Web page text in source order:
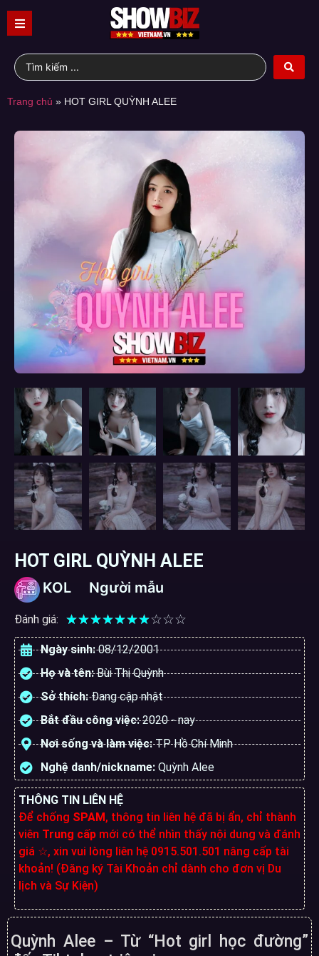
Trang chủ » HOT GIRL QUỲNH ALEE
HOT GIRL QUỲNH ALEE
KOL Người mẫu
Đánh giá: ☆☆☆☆☆☆☆☆☆☆
Ngày sinh:08/12/2001
Họ và tên:Bùi Thị Quỳnh
Sở thích:Đang cập nhật
Bắt đầu công việc:2020 - nay
Nơi sống và làm việc:TP Hồ Chí Minh
Nghệ danh/nickname: Quỳnh Alee
THÔNG TIN LIÊN HỆ
Để chống SPAM , thông tin liên hệ đã bị ẩn, chỉ thành
viên Trung cấp mới có thể nhìn thấy nội dung và đánh
giá ☆, xin vui lòng liên hệ 0915.501.501 nâng cấp tài
khoản! (Đăng ký Tài Khoản chỉ dành cho đơn vị Du
lịch và Sự Kiện)
Quỳnh Alee – Từ “Hot girl học đường”